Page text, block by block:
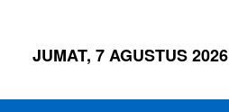
JUMAT, 7 AGUSTUS 2026